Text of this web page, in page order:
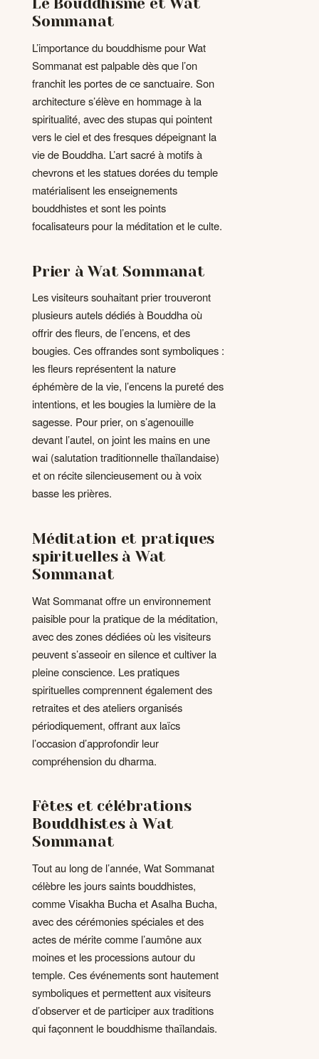
Le Bouddhisme et Wat
Sommanat
L’importance du bouddhisme pour Wat
Sommanat est palpable dès que l’on
franchit les portes de ce sanctuaire. Son
architecture s’élève en hommage à la
spiritualité, avec des stupas qui pointent
vers le ciel et des fresques dépeignant la
vie de Bouddha. L’art sacré à motifs à
chevrons et les statues dorées du temple
matérialisent les enseignements
bouddhistes et sont les points
focalisateurs pour la méditation et le culte.
Prier à Wat Sommanat
Les visiteurs souhaitant prier trouveront
plusieurs autels dédiés à Bouddha où
offrir des fleurs, de l’encens, et des
bougies. Ces offrandes sont symboliques :
les fleurs représentent la nature
éphémère de la vie, l’encens la pureté des
intentions, et les bougies la lumière de la
sagesse. Pour prier, on s’agenouille
devant l’autel, on joint les mains en une
wai (salutation traditionnelle thaïlandaise)
et on récite silencieusement ou à voix
basse les prières.
Méditation et pratiques
spirituelles à Wat
Sommanat
Wat Sommanat offre un environnement
paisible pour la pratique de la méditation,
avec des zones dédiées où les visiteurs
peuvent s’asseoir en silence et cultiver la
pleine conscience. Les pratiques
spirituelles comprennent également des
retraites et des ateliers organisés
périodiquement, offrant aux laïcs
l’occasion d’approfondir leur
compréhension du dharma.
Fêtes et célébrations
Bouddhistes à Wat
Sommanat
Tout au long de l’année, Wat Sommanat
célèbre les jours saints bouddhistes,
comme Visakha Bucha et Asalha Bucha,
avec des cérémonies spéciales et des
actes de mérite comme l’aumône aux
moines et les processions autour du
temple. Ces événements sont hautement
symboliques et permettent aux visiteurs
d’observer et de participer aux traditions
qui façonnent le bouddhisme thaïlandais.